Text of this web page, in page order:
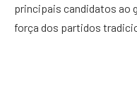
principais candidatos ao
força dos partidos